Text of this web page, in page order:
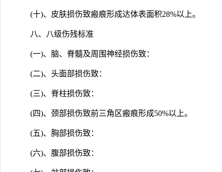
(十)、皮肤损伤致瘢痕形成达体表面积28%以上。
八、八级伤残标准
(一)、脑、脊髓及周围神经损伤致：
(二)、头面部损伤致：
(三)、脊柱损伤致：
(四)、颈部损伤致前三角区瘢痕形成50%以上。
(五)、胸部损伤致：
(六)、腹部损伤致：